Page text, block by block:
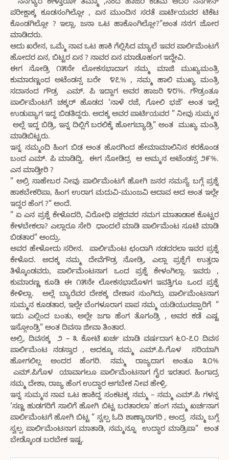
” ನನಗ್ಯಾರ ಕೇಳ್ತಾರೋ ತಮ್ಮಾ ,ನಂದ ಹಾಜರಿ ಕಡಿಮೆ ಆದರ ನನಗೇನ್
ಪರೀಕ್ಷಾಕ್ಕ ಕೂಡಸಂಗಿಲ್ಲೋ , ಏನ ಮುಂದಿನ ಸರತೆ ಪಾರ್ಟಿಯವರ ಟಿಕೆಟ
ಕೊಂಡಗಿಲ್ಲೋ ? ಇಲ್ಲಾ, ಜನಾ ಒಟ ಹಾಕೊಂಗಿಲ್ಲೋ?”ಅಂತ ನನಗ ಜೋರ
ಮಾಡಿದರು.
ಅದು ಖರೇನ, ಒಮ್ಮೆ ನಾವ ಒಟ ಹಾಕಿ ಗೆಲ್ಲಿಸಿದ ಮ್ಯಾಲೆ ಇವರ ಪಾರ್ಲಿಮೆಂಟಗೆ
ಹೋದರ ಏನ, ಬಿಟ್ಟರ ಏನ ? ನಾವರ ಏನ ಮಾಡೊಹಂಗ ಇದ್ದೇವಿ.
ಈಗ ನೋಡ್ರಿ ೧೫ನೇ ಲೋಕಸಭಾದಾಗ ನಮ್ಮ ಮಾಜಿ ಮುಖ್ಯಮಂತ್ರಿ
ಕುಮಾರಣ್ಣಂದ ಅಟೆಂಡನ್ಸ ಬರೇ ೪೭% , ನಮ್ಮ ಹಾಲಿ ಮುಖ್ಯ ಮಂತ್ರಿ
ಸದಾನಂದ ಗೌಡ್ರ ಎಮ್. ಪಿ ಇದ್ದಾಗ ಅವರ ಹಾಜರಿ ೪೮%. ಗೌಡ್ರಂತೂ
ಪಾರ್ಲಿಮೆಂಟಗೆ ಚಕ್ಕರ್ ಹೊಡದ ‘ನಾಳೆ ರಜೆ, ಗೋಲಿ ಭಜೆ’ ಅಂತ ಇಲ್ಲೆ
ಉಡುಪ್ಯಾಗ ಇದ್ದ ಬಿಡತಿದ್ದರು. ಅದಕ್ಕ ಅವರ ಪಾರ್ಟಿಯವರ ” ನೀವು ಸುಮ್ಮನ
ಅಲ್ಲೆ ಇದ್ದ ಬಿಡ್ರಿ, ಇನ್ನ ದಿಲ್ಲಿಗೆ ಬರಲಿಕ್ಕೆ ಹೋಗಬ್ಯಾಡ್ರಿ” ಅಂತ ಮುಖ್ಯ ಮಂತ್ರಿ
ಮಾಡಿಬಿಟ್ಟರು.
ಇನ್ನ ನಮ್ಮಂದಿ ಹಿಂಗ ಬಿಡ ಅಂತ ಹೊರಗಿಂದ ಹೇಮಾಮಾಲಿನಿನ ಕರಕೊಂಡ
ಬಂದ ಎಮ್. ಪಿ ಮಾಡಿದ್ವಿ. ಈಗ ನೋಡಿದ್ರ ಆ ಅಮ್ಮನ ಅಟೆಂಡನ್ಸ ೨೯%.
ಎನ ಮಾಡ್ತೀರಿ ?
” ಅಲ್ರಿ ಸಾಹೇಬರ ನೀವು ಪಾರ್ಲಿಮೆಂಟಗೆ ಹೋಗಿ ಜನರ ಸಮಸ್ಯೆ ಬಗ್ಗೆ ಪ್ರಶ್ನೆ
ಹಾಕಬೇಕರಿಪಾ, ಹಿಂಗ ಉರಾಗ ಮದುವಿ-ಮುಂಜವಿ ಅದಾವ ಅದ ಅಂತ ಇಲ್ಲೇ
ಇದ್ದರ ಹೆಂಗ ?” ಅಂದೆ.
” ಏ ಎನ ಪ್ರಶ್ನೆ ಕೇಳೊದರಿ, ವಿರೋಧಿ ಪಕ್ಷದವರ ನಮಗ ಮಾತಾಡಾಕ ಕೊಟ್ಟರ
ಕೇಳಬೇಕಲಾ? ಎಲ್ಲಾರೂ ಸೇರಿ ಧಾಂದಲೆ ಮಾಡಿ ಪಾರ್ಲಿಮೆಂಟ ಸೂಟಿ ಮಾಡಿ
ಬಿಡತಾರ” ಅಂದ್ರು.
ಅವರ ಹೇಳೋದು ಸರೀನ. ಪಾರ್ಲಿಮೆಂಟ ಛಂದಾಗಿ ನಡದರಲಾ ಇವರ ಪ್ರಶ್ನೆ
ಕೇಳೊದ. ಅದಕ್ಕ ನಮ್ಮ ದೇವೆಗೌಡ್ರ ನೋಡ್ರಿ, ಎಲ್ಲಾ ಪ್ರಶ್ನೆಗೆ ಉತ್ತರಾ
ತಿಳ್ಕೊಂಡವರು, ಪಾರ್ಲಿಮೆಂಟನಾಗ ಒಂದ ಪ್ರಶ್ನೆ ಕೇಳಂಗಿಲ್ಲಾ. ಇವರು ,
ಕುಮಾರಣ್ಣ ಕೂಡಿ ಈ ೧೫ನೇ ಲೋಕಸಭಾದೊಳಗ ಇವತ್ತಿಗೂ ಒಂದ ಪ್ರಶ್ನೆ
ಕೇಳಿಲ್ಲಾ. ಅಲ್ಲೆ ಬ್ಯಾರೆವರ ದೇಶಕ್ಕ ದೇಶಾನ ನುಂಗಿದ್ರು ಪಾರ್ಲಿಮೆಂಟನಾಗ
ಸುಮ್ಮನ ಕೂಡತಾರ, ಇಲ್ಲೇ ಬೆಂಗಳೂರಾಗ ಪಾಪ ನಮ್ಮ ಯಡಿಯುರಪ್ಪಾರಿಗೆ ”
ಇದು ಎಲ್ಲಿಂದ ಬಂತು, ಅಲ್ಲೇ ಜಗಾ ಹೆಂಗ ತೊಗಂಡ್ರಿ , ಅವರ ಕಡೆ ಎಷ್ಟ
ಇಸ್ಗೋಂಡ್ರಿ” ಅಂತ ದಿವಸಾ ಜೀವಾ ತಿಂತಾರ.
ಅಲ್ರಿ, ದಿವಸಕ್ಕ ೨ – ೩ ಕೋಟಿ ಖರ್ಚ ಮಾಡಿ ವರ್ಷದಾಗ ೬೦-೭೦ ದಿವಸ
ಪಾರ್ಲಿಮೆಂಟ ನಡಸ್ತಾರ , ಅದಕ್ಕೂ ನಮ್ಮ ಎಮ್.ಪಿ.ಗೊಳ ಸರಿಯಾಗಿ
ಹೋಗಲಿಲ್ಲ ಅಂದರ ಹೆಂಗರಿ. ನಮ್ಮ ರಾಜ್ಯದಾಗ ಅಂತೂ ೩೦%
ಎಮ್.ಪಿಗೊಳ ಯಾವಾಗಲೂ ಪಾರ್ಲಿಮೆಂಟನಾಗ ಗೈರ ಇರತಾರ. ಹಿಂಗಾದ್ರ
ನಮ್ಮ ದೇಶಾ, ರಾಜ್ಯ ಹೆಂಗ ಉದ್ಧಾರ ಆಗಬೇಕ ನೀವ ಹೇಳ್ರಿ.
ಇನ್ನ ಸುಮ್ಮನ ನಾವ ಒಟ ಹಾಕಿದ್ದ ಸಂಕಟಕ್ಕ ನಮ್ಮ – ನಮ್ಮ ಎಮ್.ಪಿ ಗಳನ್ನ
‘ಸಣ್ಣ ಹುಡಗರಿಗೆ ಸಾಲಿಗೆ ಹೋಗಿ ಬಿಟ್ಟ ಬರತಾರಲಾ’ ಹಂಗ ನಮ್ಮ ಖರ್ಚನಾಗ
ಪಾರ್ಲಿಮೆಂಟಗೆ ಹೋಗಿ ಬಿಟ್ಟ ” ಸ್ವಲ್ಪ ಓದಿ ಶಾಣ್ಯಾರಾಗರಿ , ಅಂದ್ರ ನಮ್ಮ ಬಗ್ಗೆ
ಸ್ವಲ್ಪ ಪಾರ್ಲಿಮೆಂಟನಾಗ ಮಾತಾಡಿ, ನಮ್ಮನ್ನೂ ಉದ್ಧಾರ ಮಾಡ್ರಿಪಾ” ಅಂತ
ಬೇಡ್ಕೊಂಡ ಬರಬೇಕ ಇಷ್ಟ.